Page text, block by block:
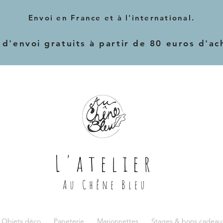
Envoi en France et à l'international.
d'envoi gratuits à partir de 80 euros
L'atelier
Au Chêne Bleu
Objets déco Papeterie Marionnettes Stages & bons